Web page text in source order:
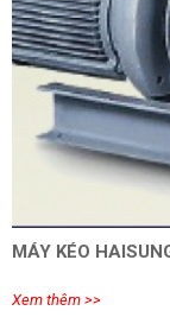
MÁY KÉO
Xem thêm >>